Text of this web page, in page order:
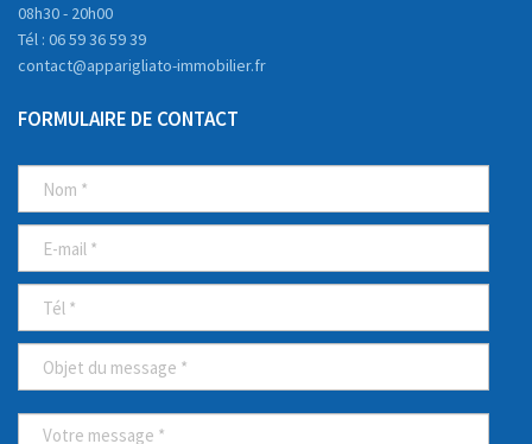
08h30 - 20h00
Tél : 06 59 36 59 39
contact@apparigliato-immobilier.fr
FORMULAIRE DE CONTACT
NOM
E-
MAIL
*
TÉL
SUJET
MESSAGE